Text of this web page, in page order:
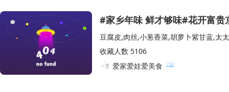
#家乡年味 鲜才够味#花开富贵
收藏人数 5106
爱家爱娃爱美食